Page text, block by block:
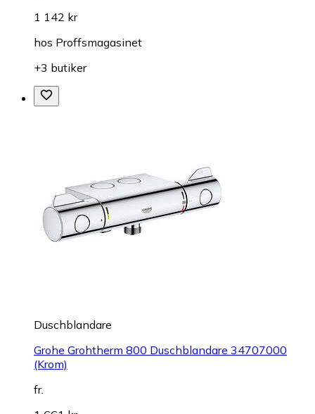
1 142 kr
hos Proffsmagasinet
+3 butiker
Duschblandare
Grohe Grohtherm 800 Duschblandare 34707000
(Krom)
fr.